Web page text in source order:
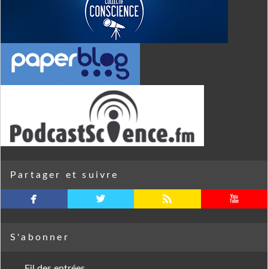
Partager et suivre
facebook twitterbird rss youtube
S'abonner